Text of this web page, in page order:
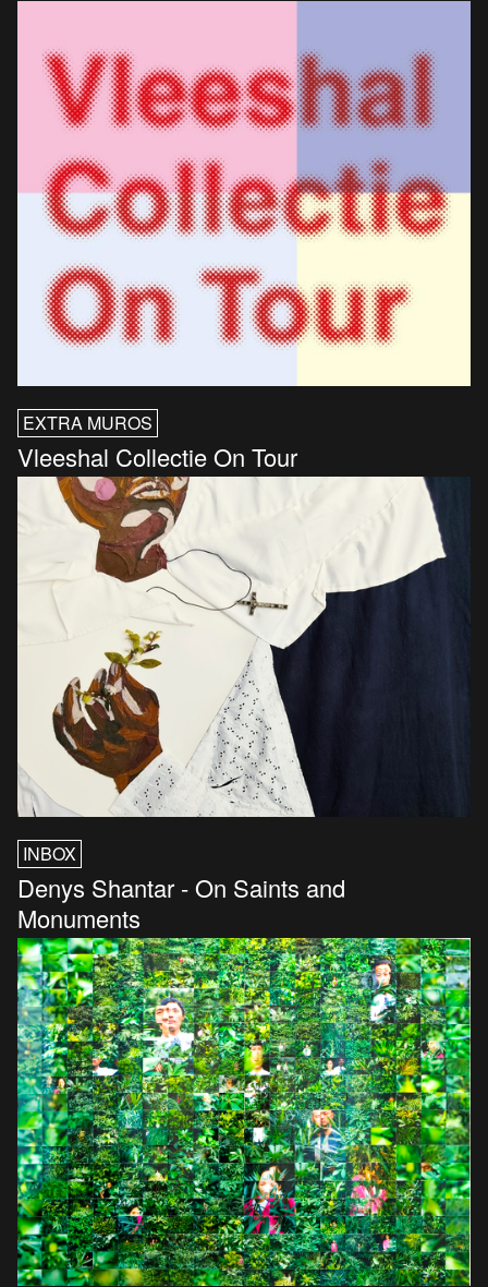
EXTRA MUROS
Vleeshal Collectie On Tour
INBOX
Denys Shantar - On Saints and
Monuments